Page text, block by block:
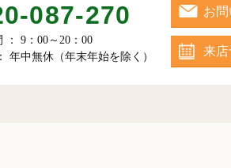
087-270
： 9：00～20：00
年中無休（年末年始を除く）
お
来店